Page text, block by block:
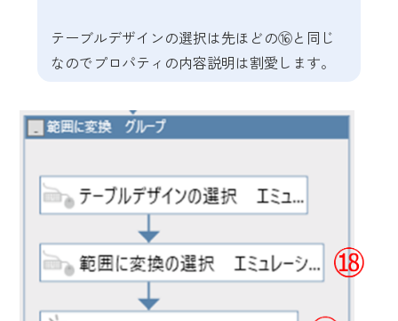
テーブルデザインの選択は先ほどの⑯と同じ
なのでプロパティの内容説明は割愛します。